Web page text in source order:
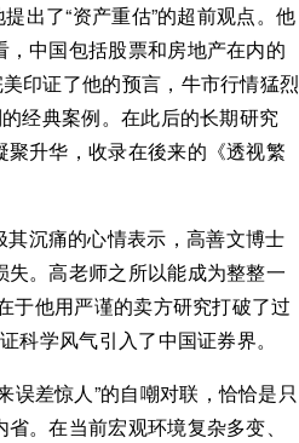
出了“资产重估”的超前观点。他
中国包括股票和房地产在内的
印证了他的预言，牛市行情猛烈
经典案例。在此后的长期研究
升华，收录在後来的《透视繁
沉痛的心情表示，高善文博士
。高老师之所以能成为整整一
于他用严谨的卖方研究打破了过
科学风气引入了中国证券界。
误差惊人”的自嘲对联，恰恰是只
。在当前宏观环境复杂多变、